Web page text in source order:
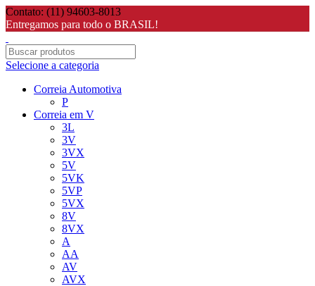
Contato: (11) 94603-8013
Entregamos para todo o BRASIL!
Selecione a categoria
Correia Automotiva
P
Correia em V
3L
3V
3VX
5V
5VK
5VP
5VX
8V
8VX
A
AA
AV
AVX